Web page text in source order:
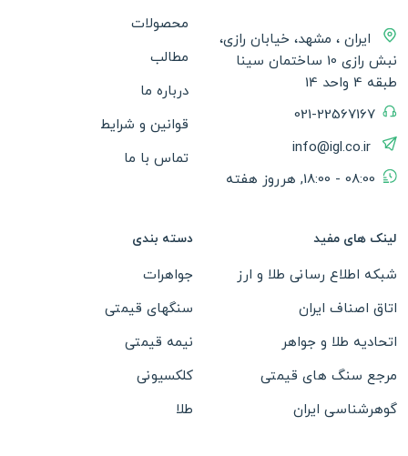
ایران ، مشهد، خیابان رازی،
نبش رازی 10 ساختمان سینا
طبقه 4 واحد 14
021-22567167
info@igl.co.ir
08:00 - 18:00, هرروز هفته
محصولات
مطالب
درباره ما
قوانین و شرایط
تماس با ما
لینک های مفید
شبکه اطلاع رسانی طلا و ارز
اتاق اصناف ایران
اتحادیه طلا و جواهر
مرجع سنگ های قیمتی
گوهرشناسی ایران
دسته بندی
جواهرات
سنگهای قیمتی
نیمه قیمتی
کلکسیونی
طلا